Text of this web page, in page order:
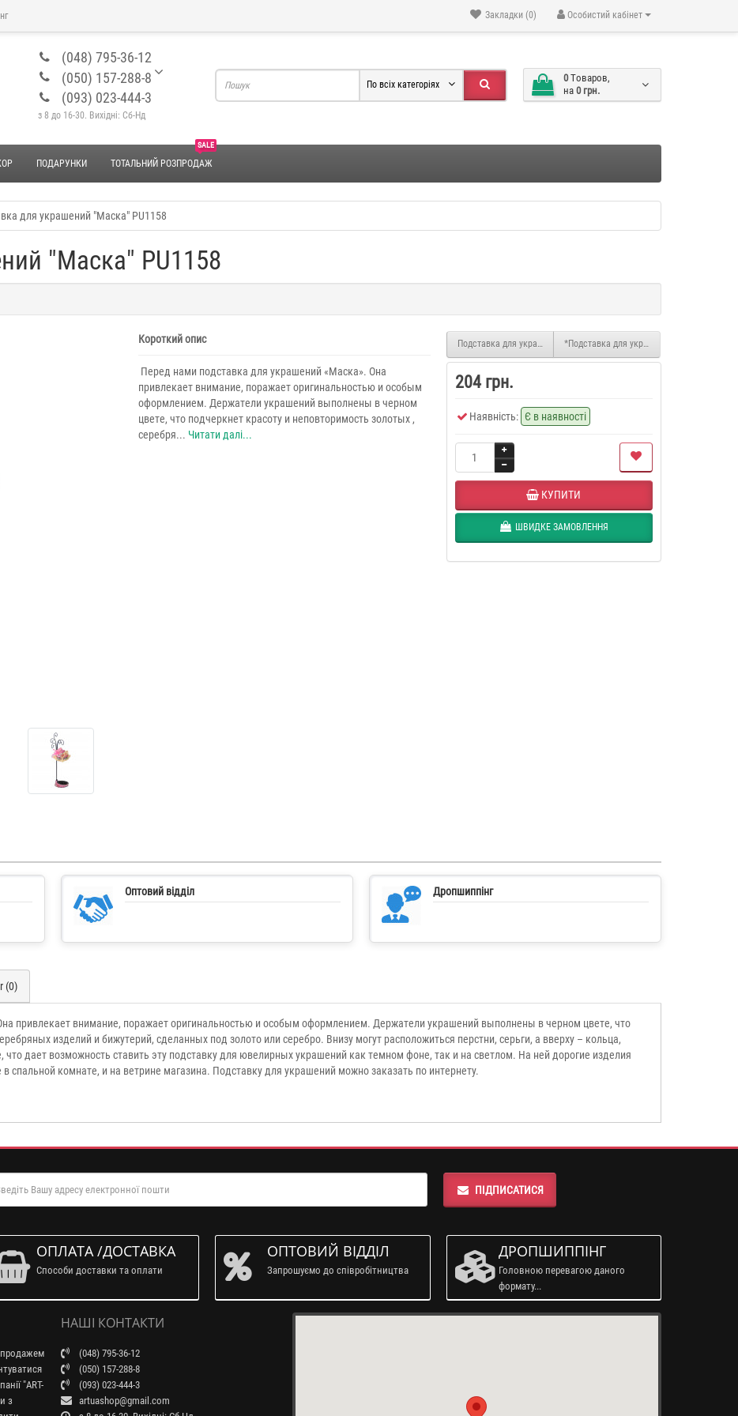
Особистий кабінет
Закладки (0)
(048) 795-36-12
(050) 157-288-8
(093) 023-444-3
з 8 до 16-30. Вихідні: Сб-Нд
0 Tоваров,
на 0 грн.
По всіх категоріях
ПОДАРУНКИ
SALE
ТОТАЛЬНИЙ РОЗПРОДАЖ
для украшений "Маска" PU1158
"Маска" PU1158
Короткий опис
Перед нами подставка для украшений «Маска». Она
привлекает внимание, поражает оригинальностью и особым
оформлением. Держатели украшений выполнены в черном
цвете, что подчеркнет красоту и неповторимость золотых ,
серебря... Читати далі...
Подставка для украшений "Маска" PU2998*Подставка для украшений "Маска"
204 грн.
Наявність: Є в наявності
КУПИТИ
ШВИДКЕ ЗАМОВЛЕННЯ
Оптовий відділ Дропшиппінг
(0)
привлекает внимание, поражает оригинальностью и особым оформлением. Держатели украшений выполнены в черном цвете, что
изделий и бижутерий, сделанных под золото или серебро. Внизу могут расположиться перстни, серьги, а вверху – кольца,
дает возможность ставить эту подставку для ювелирных украшений как темном фоне, так и на светлом. На ней дорогие изделия
спальной комнате, и на ветрине магазина. Подставку для украшений можно заказать по интернету.
ПІДПИСАТИСЯ
ОПЛАТА /ДОСТАВКА
Способи доставки та оплати
ОПТОВИЙ ВІДДІЛ
Запрошуємо до співробітництва
ДРОПШИППІНГ
Головною перевагою даного
формату...
продажем
"ART-
з
НАШІ КОНТАКТИ
(048) 795-36-12
(050) 157-288-8
(093) 023-444-3
artuashop@gmail.com